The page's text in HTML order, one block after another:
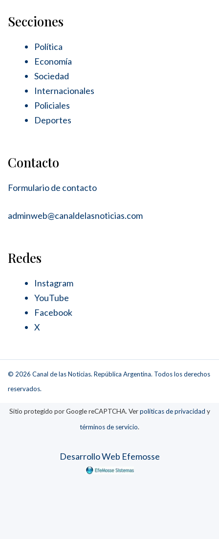
Secciones
Política
Economía
Sociedad
Internacionales
Policiales
Deportes
Contacto
Formulario de contacto
adminweb@canaldelasnoticias.com
Redes
Instagram
YouTube
Facebook
X
© 2026 Canal de las Noticias. República Argentina. Todos los derechos
reservados.
Sitio protegido por Google reCAPTCHA. Verpolíticas de privacidad y
términos de servicio.
Desarrollo Web Efemosse